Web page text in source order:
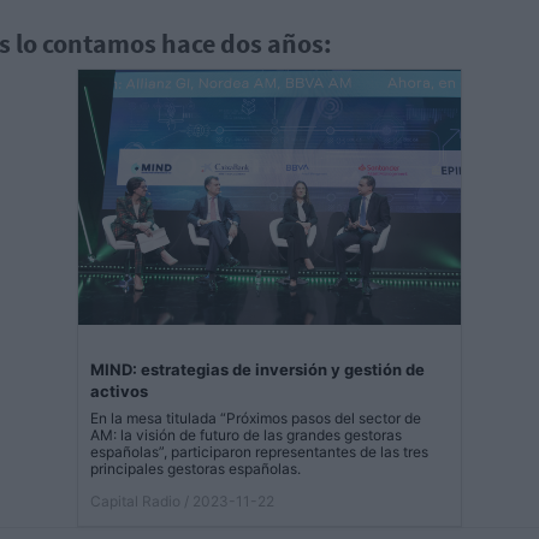
lo contamos hace dos años:
MIND: estrategias de inversión y gestión de
activos
En la mesa titulada “Próximos pasos del sector de
AM: la visión de futuro de las grandes gestoras
españolas”, participaron representantes de las tres
principales gestoras españolas.
Capital Radio
/ 2023-11-22